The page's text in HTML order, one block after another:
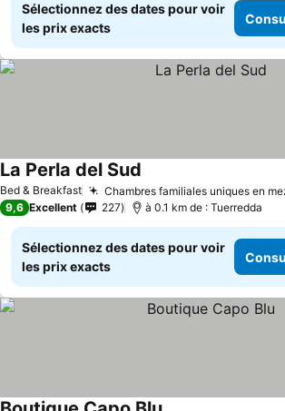
Sélectionnez des dates pour voir
les prix exacts
Bed & Breakfast Chambres familiales uniques en
La Perla del Sud
9,6 Excellent 227 à 0.1 km de : Tuerredda
Sélectionnez des dates pour voir
les prix exacts